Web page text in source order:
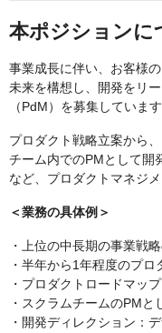
本ポジションに
事業成長に伴い、お客様
未来を構想し、開発をリ
（PdM）を募集しています
プロダクト戦略立案から
チーム内でのPMとして開
など、プロダクトマネジ
＜業務の具体例＞
・上位の中長期の事業戦
・半年から1年程度のプ
・プロダクトロードマッ
・スクラムチームのPM
・開発ディレクション：